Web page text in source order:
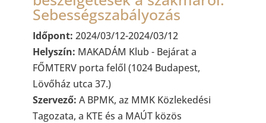
Sebességszabályozás
Időpont: 2024/03/12-2024/03/12
Helyszín: MAKADÁM Klub - Bejárat a
FŐMTERV porta felől (1024 Budapest,
Lövőház utca 37.)
Szervező: A BPMK, az MMK Közlekedési
Tagozata, a KTE és a MAÚT közös